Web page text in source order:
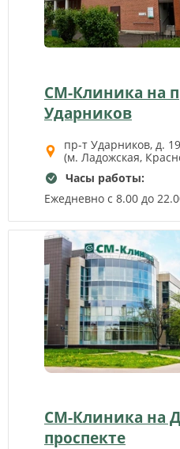
СМ-Клиника на
Ударников
пр-т Ударников, д.
(м. Ладожская,
Часы работы:
Ежедневно с 8.00 до
СМ-Клиника на
проспекте